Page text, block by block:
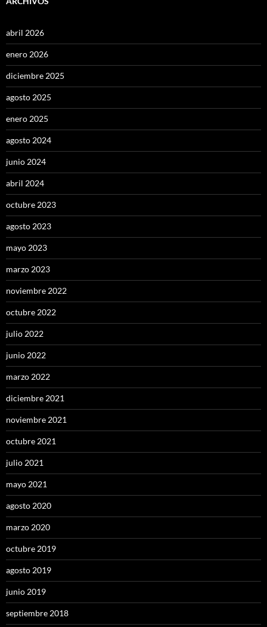
abril 2026
enero 2026
diciembre 2025
agosto 2025
enero 2025
agosto 2024
junio 2024
abril 2024
octubre 2023
agosto 2023
mayo 2023
marzo 2023
noviembre 2022
octubre 2022
julio 2022
junio 2022
marzo 2022
diciembre 2021
noviembre 2021
octubre 2021
julio 2021
mayo 2021
agosto 2020
marzo 2020
octubre 2019
agosto 2019
junio 2019
septiembre 2018